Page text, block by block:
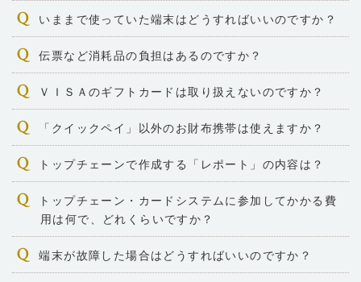
いままで使っていた端末はどうすればいいのですか？
伝票など消耗品の負担はあるのですか？
ＶＩＳＡのギフトカードは取り扱えないのですか？
「クイックペイ」以外のお財布携帯は使えますか？
トップチェーンで作成する「レポート」の内容は？
トップチェーン・カードシステムに参加してかかる費
用は何で、どれくらいですか？
端末が故障した場合はどうすればいいのですか？